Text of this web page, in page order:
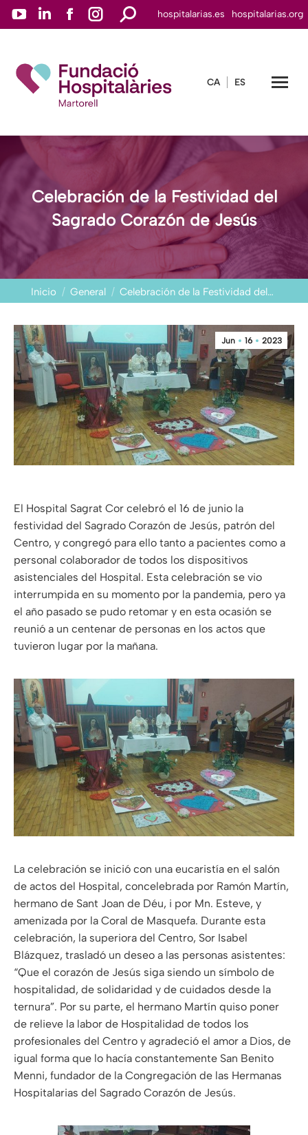
YouTube
in
Linkedin
in
new
Facebook
in
new
Instagram
in
Buscar: hospitalarias.es hospitalarias.org
CA ES
Celebración de la Festividad del
Sagrado Corazón de Jesús
Estás aquí:
Inicio General Celebración de la Festividad del…
Jun 16 2023
El Hospital Sagrat Cor celebró el 16 de junio la
festividad del Sagrado Corazón de Jesús, patrón del
Centro, y congregó para ello tanto a pacientes como a
personal colaborador de todos los dispositivos
asistenciales del Hospital. Esta celebración se vio
interrumpida en su momento por la pandemia, pero ya
el año pasado se pudo retomar y en esta ocasión se
reunió a un centenar de personas en los actos que
tuvieron lugar por la mañana.
La celebración se inició con una eucaristía en el salón
de actos del Hospital, concelebrada por Ramón Martín,
hermano de Sant Joan de Déu, i por Mn. Esteve, y
amenizada por la Coral de Masquefa. Durante esta
celebración, la superiora del Centro, Sor Isabel
Blázquez, trasladó un deseo a las personas asistentes:
“Que el corazón de Jesús siga siendo un símbolo de
hospitalidad, de solidaridad y de cuidados desde la
ternura”. Por su parte, el hermano Martín quiso poner
de relieve la labor de Hospitalidad de todos los
profesionales del Centro y agradeció el amor a Dios, de
igual forma que lo hacía constantemente San Benito
Menni, fundador de la Congregación de las Hermanas
Hospitalarias del Sagrado Corazón de Jesús.